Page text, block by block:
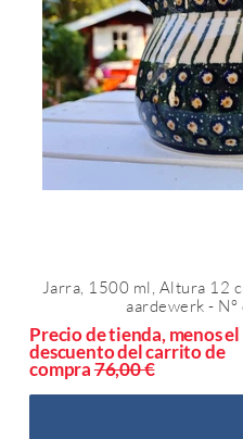
Jarra, 1500 ml, Altura 12
aardewerk -
Precio de tienda, menos el
descuento del carrito de
compra76,00 €